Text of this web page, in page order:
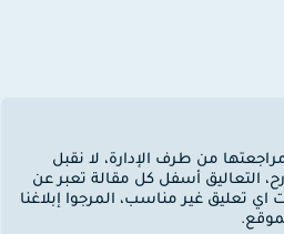
من طرف الإدارة، لا نقبل
التعاليق أسفل كل مقالة تعبر عن
تعليق غير مناسب، المرجوا إبلاغنا